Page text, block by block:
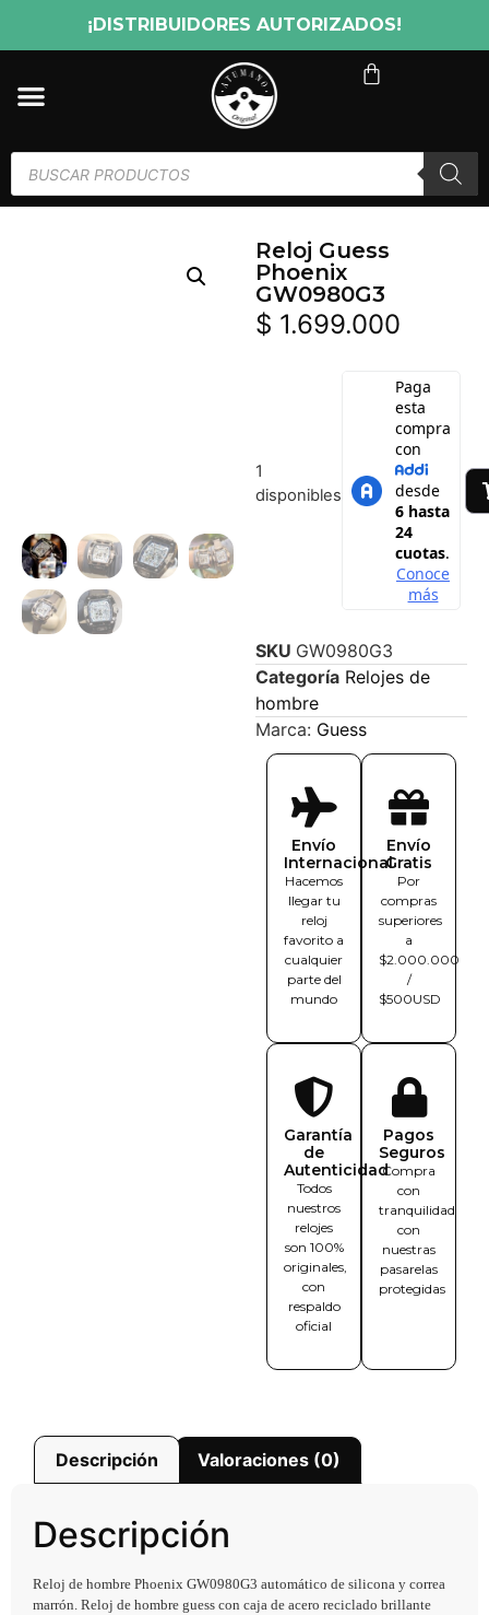
¡DISTRIBUIDORES AUTORIZADOS!
Reloj Guess
Phoenix
GW0980G3
$ 1.699.000
1
disponibles
SKU GW0980G3
Categoría Relojes de
hombre
Marca: Guess
Envío
Internacional
Hacemos
llegar tu
reloj
favorito a
cualquier
parte del
mundo
Envío
Gratis
Por
compras
superiores
a
$2.000.000
/
$500USD
Garantía
de
Autenticidad
Todos
nuestros
relojes
son 100%
originales,
con
respaldo
oficial
Pagos
Seguros
Compra
con
tranquilidad
con
nuestras
pasarelas
protegidas
Descripción Valoraciones (0)
Descripción
Reloj de hombre Phoenix GW0980G3 automático de silicona y correa
marrón. Reloj de hombre guess con caja de acero reciclado brillante